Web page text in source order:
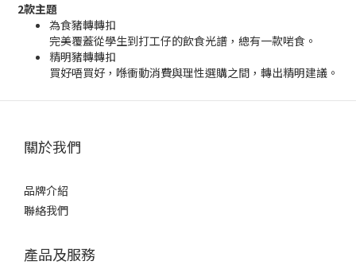
2款主題
為食豬轉轉扣
完美覆蓋從學生到打工仔的飲食光譜，總有一款啱食。
精明豬轉轉扣
買好唔買好，喺衝動消費與理性選購之間，轉出精明建議。
關於我們
品牌介紹
聯絡我們
產品及服務